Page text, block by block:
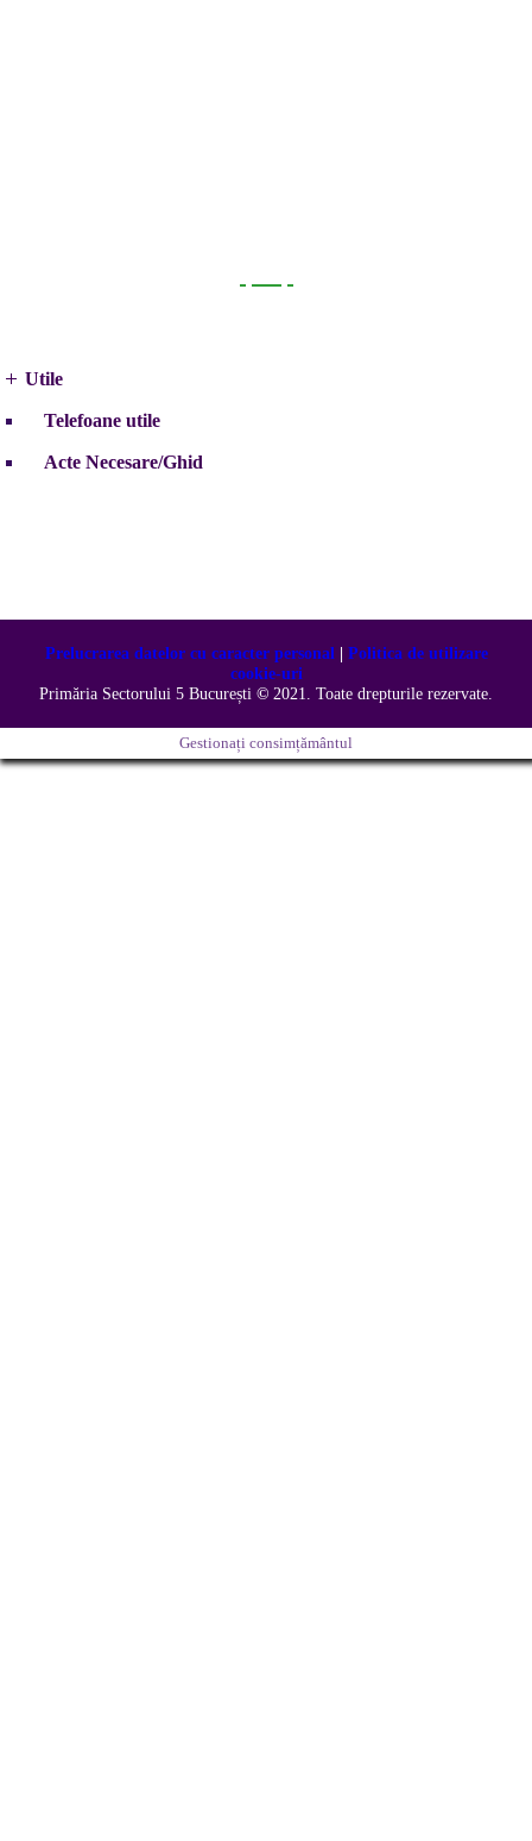
Utile
Telefoane utile
Acte Necesare/Ghid
Prelucrarea datelor cu caracter personal| Politica de utilizare
cookie-uri
Primăria Sectorului 5 București ©️ 2021. Toate drepturile rezervate.
Gestionați consimțământul